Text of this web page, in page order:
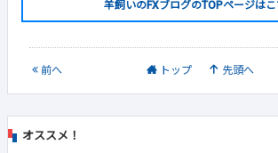
羊飼いのFXブログのTOPページはこ
前へ トップ 先頭へ
オススメ！